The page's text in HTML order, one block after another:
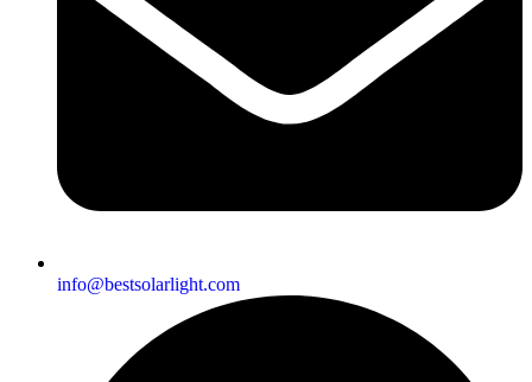
info@bestsolarlight.com